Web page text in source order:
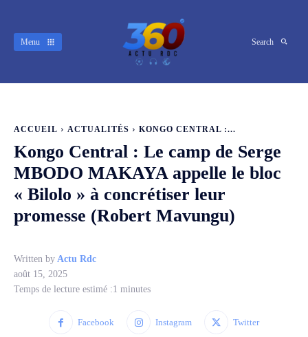
Menu Search
ACCUEIL ACTUALITÉS KONGO CENTRAL :‎...
Kongo Central :‎ Le camp de Serge
MBODO MAKAYA appelle le bloc
« Bilolo » à concrétiser leur
promesse (Robert Mavungu)
Written by Actu Rdc
août 15, 2025
Temps de lecture estimé :1 minutes
Facebook Instagram Twitter